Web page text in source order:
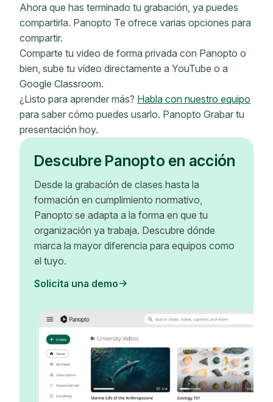
Ahora que has terminado tu grabación, ya puedes
compartirla. Panopto Te ofrece varias opciones para
compartir.
Comparte tu video de forma privada con Panopto o
bien, sube tu vídeo directamente a YouTube o a
Google Classroom.
¿Listo para aprender más? Habla con nuestro equipo
para saber cómo puedes usarlo. Panopto Grabar tu
presentación hoy.
Descubre Panopto en acción
Desde la grabación de clases hasta la
formación en cumplimiento normativo,
Panopto se adapta a la forma en que tu
organización ya trabaja. Descubre dónde
marca la mayor diferencia para equipos como
el tuyo.
Solicita una demo